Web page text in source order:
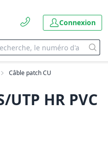
Connexion
Câble patch CU
UTP HR PVC